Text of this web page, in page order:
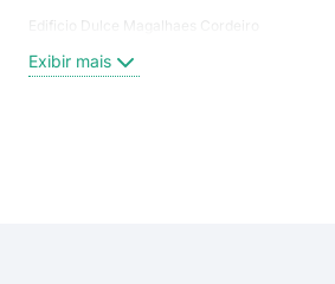
Edificio Dulce Magalhaes Cordeiro
Exibir mais